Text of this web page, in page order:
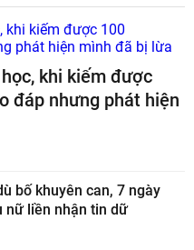
khi kiếm được
đáp nhưng phát hiện
bố khuyên can, 7 ngày
nữ liền nhận tin dữ